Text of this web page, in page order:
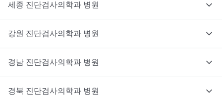
세종 진단검사의학과 병원
강원 진단검사의학과 병원
경남 진단검사의학과 병원
경북 진단검사의학과 병원